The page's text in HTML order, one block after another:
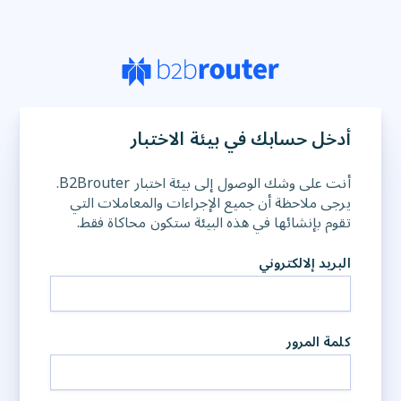
أدخل حسابك في بيئة الاختبار
أنت على وشك الوصول إلى بيئة اختبار B2Brouter.
يرجى ملاحظة أن جميع الإجراءات والمعاملات التي
تقوم بإنشائها في هذه البيئة ستكون محاكاة فقط.
البريد إلالكتروني
كلمة المرور